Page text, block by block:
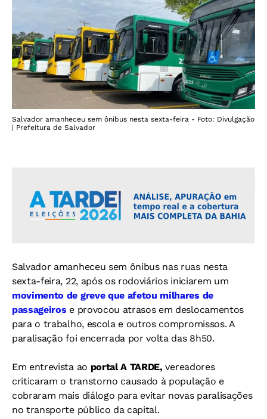
Salvador amanheceu sem ônibus nesta sexta-feira - Foto: Divulgação
| Prefeitura de Salvador
Salvador amanheceu sem ônibus nas ruas nesta
sexta-feira, 22, após os rodoviários iniciarem um
movimento de greve que afetou milhares de
passageiros e provocou atrasos em deslocamentos
para o trabalho, escola e outros compromissos. A
paralisação foi encerrada por volta das 8h50.
Em entrevista ao portal A TARDE, vereadores
criticaram o transtorno causado à população e
cobraram mais diálogo para evitar novas paralisações
no transporte público da capital.